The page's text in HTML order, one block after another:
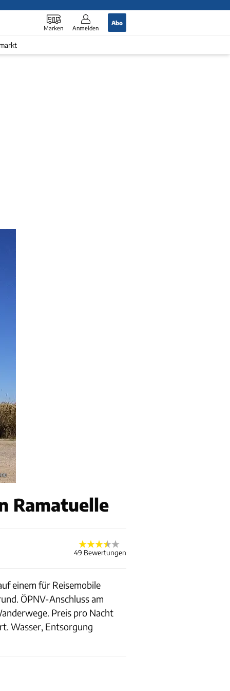
Marken Anmelden
Abo
Ramatuelle
49 Bewertungen
einem für Reisemobile
ÖPNV-Anschluss am
Preis pro Nacht
Wasser, Entsorgung